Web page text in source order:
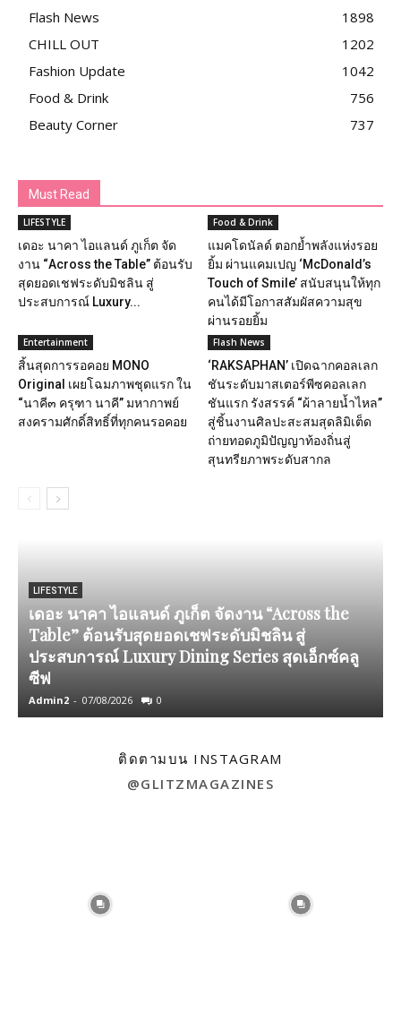
Flash News
1898
CHILL OUT
1202
Fashion Update
1042
Food & Drink
756
Beauty Corner
737
Must Read
LIFESTYLE
เดอะ นาคา ไอแลนด์ ภูเก็ต จัด
งาน “Across the Table” ต้อนรับ
สุดยอดเชฟระดับมิชลิน สู่
ประสบการณ์ Luxury...
Food & Drink
แมคโดนัลด์ ตอกย้ำพลังแห่งรอย
ยิ้ม ผ่านแคมเปญ ‘McDonald’s
Touch of Smile’ สนับสนุนให้ทุก
คนได้มีโอกาสสัมผัสความสุข
ผ่านรอยยิ้ม
Entertainment
สิ้นสุดการรอคอย MONO
Original เผยโฉมภาพชุดแรก ใน
“นาคี๓ ครุฑา นาคี” มหากาพย์
สงครามศักดิ์สิทธิ์ที่ทุกคนรอคอย
Flash News
‘RAKSAPHAN’ เปิดฉากคอลเลก
ชันระดับมาสเตอร์พีซคอลเลก
ชันแรก รังสรรค์ “ผ้าลายน้ำไหล”
สู่ชิ้นงานศิลปะสะสมสุดลิมิเต็ด
ถ่ายทอดภูมิปัญญาท้องถิ่นสู่
สุนทรียภาพระดับสากล
LIFESTYLE
เดอะ นาคา ไอแลนด์ ภูเก็ต จัดงาน “Across the
Table” ต้อนรับสุดยอดเชฟระดับมิชลิน สู่
ประสบการณ์ Luxury Dining Series สุดเอ็กซ์คลู
ซีฟ
Admin2 - 07/08/2026 0
ติดตามบน INSTAGRAM
@GLITZMAGAZINES